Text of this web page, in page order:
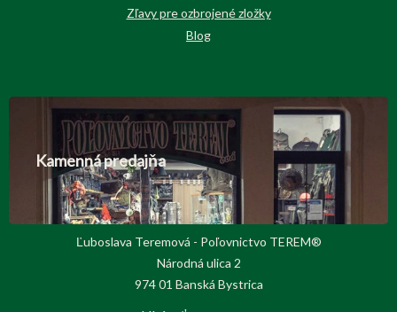
Zľavy pre ozbrojené zložky
Blog
Kamenná predajňa
Ľuboslava Teremová - Poľovnictvo TEREM®
Národná ulica 2
974 01 Banská Bystrica